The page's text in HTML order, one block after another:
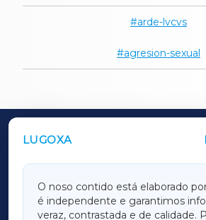
arde-lvcvs
agresion-sexual
LUGOXA
O noso contido está elaborado
é independente e garantimos
veraz, contrastada e de calidade.
OUTROS PERIÓDICOS
LUGOXA